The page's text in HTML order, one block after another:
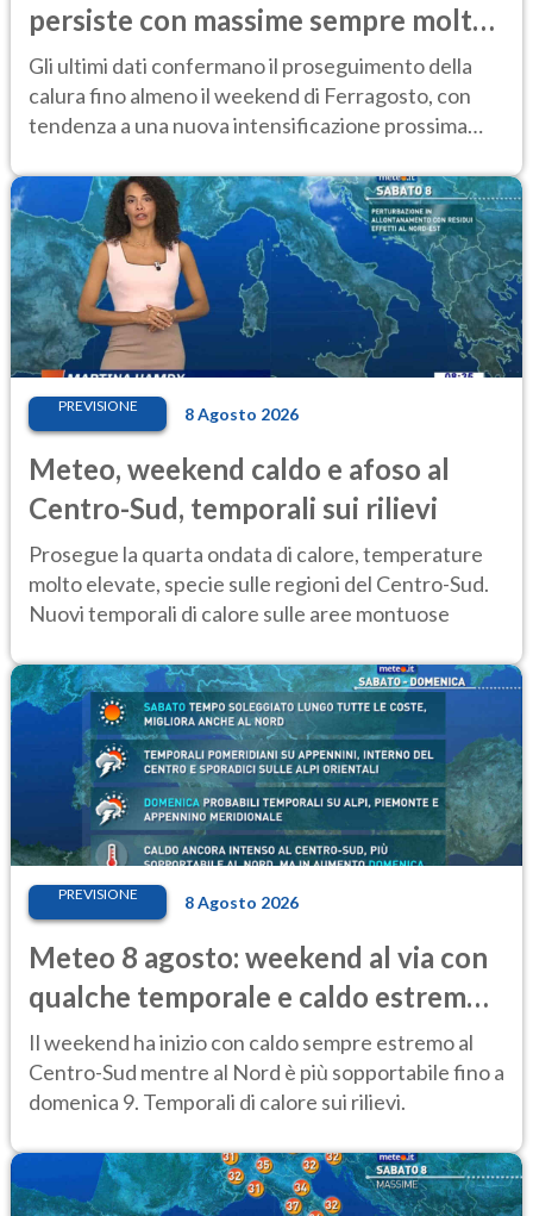
persiste con massime sempre molto
elevate
Gli ultimi dati confermano il proseguimento della
calura fino almeno il weekend di Ferragosto, con
tendenza a una nuova intensificazione prossima
PREVISIONE 8 Agosto 2026
Meteo, weekend caldo e afoso al
Centro-Sud, temporali sui rilievi
Prosegue la quarta ondata di calore, temperature
molto elevate, specie sulle regioni del Centro-Sud.
Nuovi temporali di calore sulle aree montuose
PREVISIONE 8 Agosto 2026
Meteo 8 agosto: weekend al via con
qualche temporale e caldo estremo
al Centro-Sud
Il weekend ha inizio con caldo sempre estremo al
Centro-Sud mentre al Nord è più sopportabile fino a
domenica 9. Temporali di calore sui rilievi.